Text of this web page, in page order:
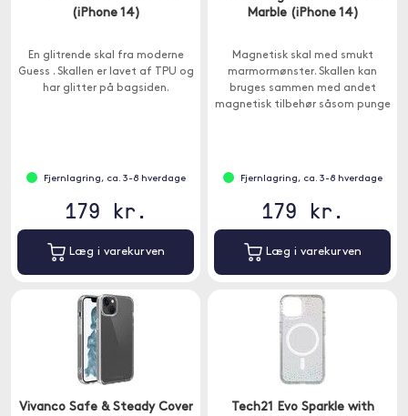
(iPhone 14)
En glitrende skal fra moderne
Guess . Skallen er lavet af TPU og
har glitter på bagsiden.
Fjernlagring, ca. 3-8 hverdage
179 kr.
Læg i varekurven
Marble (iPhone 14)
Magnetisk skal med smukt
marmormønster. Skallen kan
bruges sammen med andet
magnetisk tilbehør såsom punge
Fjernlagring, ca. 3-8 hverdage
179 kr.
Læg i varekurven
Vivanco Safe & Steady Cover
Tech21 Evo Sparkle with